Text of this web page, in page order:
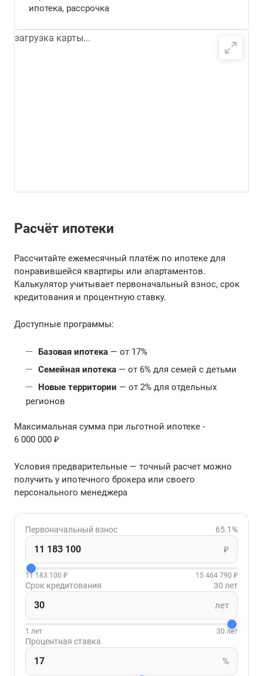
ипотека, рассрочка
загрузка карты...
Расчёт ипотеки
Рассчитайте ежемесячный платёж по ипотеке для
понравившейся квартиры или апартаментов.
Калькулятор учитывает первоначальный взнос, срок
кредитования и процентную ставку.
Доступные программы:
Базовая ипотека — от 17%
Семейная ипотека — от 6% для семей с детьми
Новые территории — от 2% для отдельных
регионов
Максимальная сумма при льготной ипотеке -
6 000 000 ₽
Условия предварительные — точный расчет можно
получить у ипотечного брокера или своего
персонального менеджера
Первоначальный взнос 65.1%
₽
11 183 100 ₽ 15 464 790 ₽
Срок кредитования 30 лет
лет
1 лет 30 лет
Процентная ставка
%